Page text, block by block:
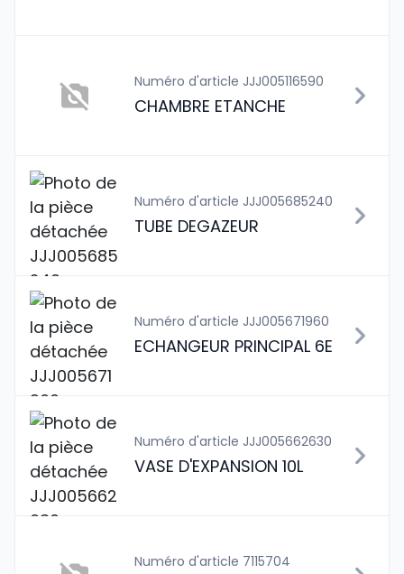
Numéro d'article JJJ005116590
CHAMBRE ETANCHE
Numéro d'article JJJ005685240
TUBE DEGAZEUR
Numéro d'article JJJ005671960
ECHANGEUR PRINCIPAL 6E
Numéro d'article JJJ005662630
VASE D'EXPANSION 10L
Numéro d'article 7115704